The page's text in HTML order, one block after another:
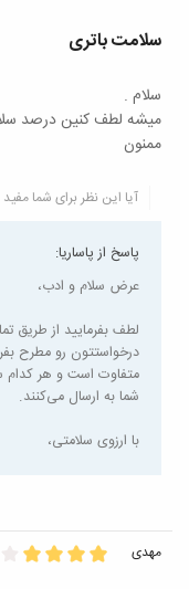
سلامت باتری
سلام .
میشه لطف کنین درصد
ممنون
آیا این نظر برای شما مفید
پاسخ از پاساریا:
عرض سلام و ادب،
لطف بفرمایید از طریق
درخواستتون رو مطرح
متفاوت است و هر کدام
شما به ارسال می‌کنند.
با ارزوی سلامتی،
مهدی